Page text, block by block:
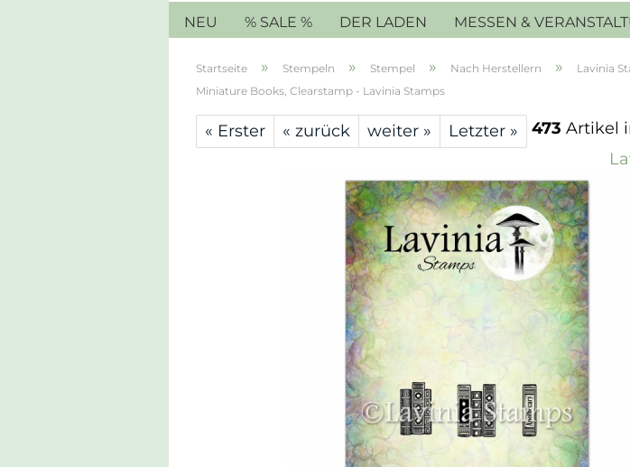
NEU % SALE % DER LADEN MESSEN &
Startseite » Stempeln » Stempel » Nach Herstellern » Lavinia
Miniature Books, Clearstamp - Lavinia Stamps
« Erster « zurück weiter » Letzter » 473 Artikel